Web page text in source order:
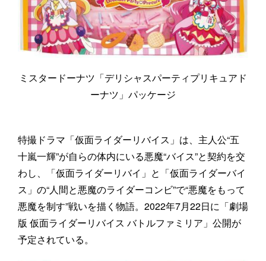
ミスタードーナツ「デリシャスパーティプリキュアド
ーナツ」パッケージ
特撮ドラマ「仮面ライダーリバイス」は、主人公“五
十嵐一輝”が自らの体内にいる悪魔“バイス”と契約を交
わし、「仮面ライダーリバイ」と「仮面ライダーバイ
ス」の“人間と悪魔のライダーコンビ”で“悪魔をもって
悪魔を制す”戦いを描く物語。2022年7月22日に「劇場
版 仮面ライダーリバイス バトルファミリア」公開が
予定されている。